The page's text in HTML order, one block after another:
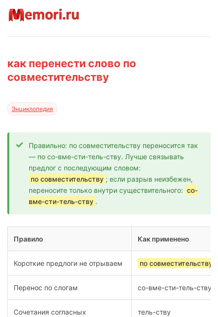
как перенести слово по
совместительству
Энциклопедия
Правильно: по совместительству переносится так
— по со-вме-сти-тель-ству. Лучше связывать
предлог с последующим словом:
по совместительству ; если разрыв неизбежен,
переносите только внутри существительного: со-
вме-сти-тель-ству .
Правило Как применено
Короткие предлоги не отрываем по совместительству
Перенос по слогам со-вме-сти-тель-ству
Сочетания согласных тель-ству